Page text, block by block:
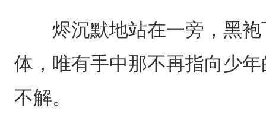
烬沉默地站在一旁，黑袍
体，唯有手中那不再指向少
不解。